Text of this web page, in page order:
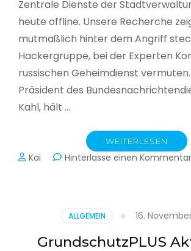
Zentrale Dienste der
heute offline. Unsere Recherche
mutmaßlich hinter dem Angriff
Hackergruppe, bei der Experten
russischen Geheimdienst
Präsident des
Kahl, hält …
WEITERLESEN
Kai Hinterlasse einen Kommentar
ALLGEMEIN 16.
GrundschutzPLUS